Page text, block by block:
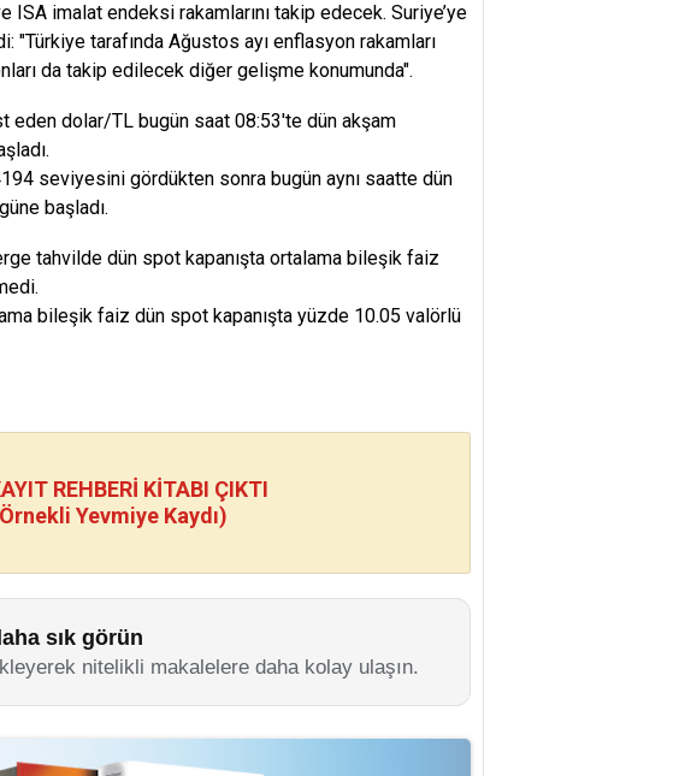
ISA imalat endeksi rakamlarını takip edecek. Suriye’ye
tarafında Ağustos ayı enflasyon rakamları
da takip edilecek diğer gelişme konumunda".
dolar/TL bugün saat 08:53'te dün akşam
seviyesini gördükten sonra bugün aynı saatte dün
başladı.
tahvilde dün spot kapanışta ortalama bileşik faiz
bileşik faiz dün spot kapanışta yüzde 10.05 valörlü
REHBERİ KİTABI ÇIKTI
Yevmiye Kaydı)
sık görün
nitelikli makalelere daha kolay ulaşın.